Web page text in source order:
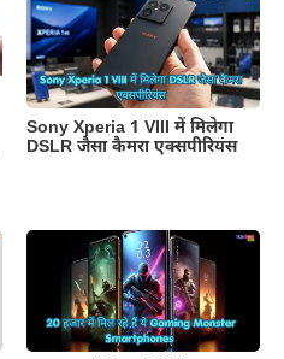
Sony Xperia 1 VIII में मिलेगा
DSLR जैसा कैमरा एक्सपीरियंस